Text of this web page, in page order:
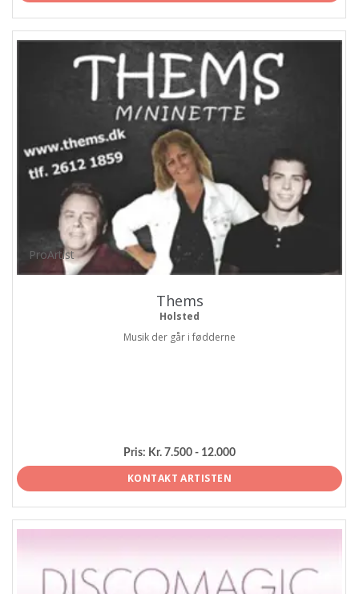
ProArtist
Thems
Holsted
Musik der går i fødderne
Pris: Kr. 7.500 - 12.000
KONTAKT ARTISTEN